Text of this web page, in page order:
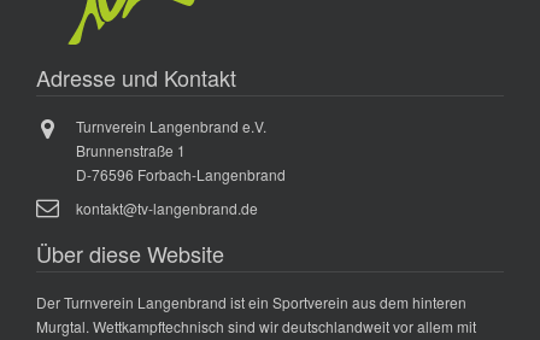
Adresse und Kontakt
Turnverein Langenbrand e.V.
Brunnenstraße 1
D-76596 Forbach-Langenbrand
kontakt@tv-langenbrand.de
Über diese Website
Der Turnverein Langenbrand ist ein Sportverein aus dem hinteren
Murgtal. Wettkampftechnisch sind wir deutschlandweit vor allem mit